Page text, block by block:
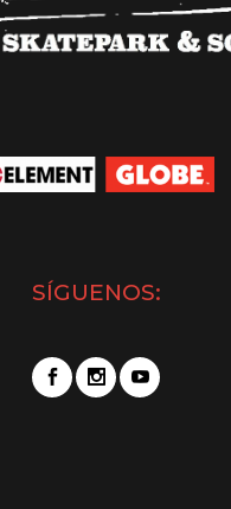
SÍGUENOS: